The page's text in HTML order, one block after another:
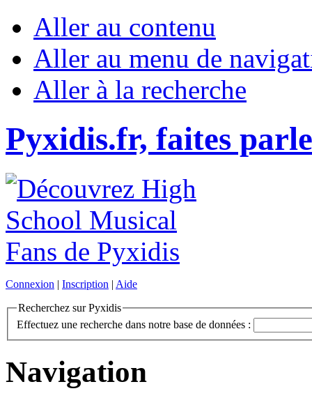
Aller au contenu
Aller au menu de
Aller à la recherche
Pyxidis.fr, faites
Connexion | Inscription | Aide
Recherchez sur Pyxidis
Effectuez une recherche dans notre base de données :
Navigation